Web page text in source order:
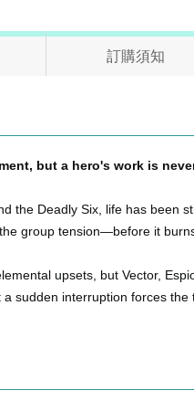
訂購須知
but a hero's work is
the Deadly Six, life has been
group tension—before it
upsets, but Vector,
sudden interruption forces